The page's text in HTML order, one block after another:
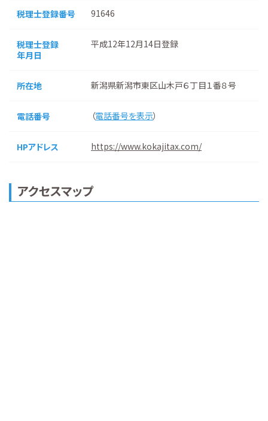
税理士登録番号 91646
税理士登録
年月日
平成12年12月14日登録
所在地 新潟県新潟市東区山木戸６丁目１番８号
電話番号 （電話番号を表示）
HPアドレス https://www.kokajitax.com/
アクセスマップ